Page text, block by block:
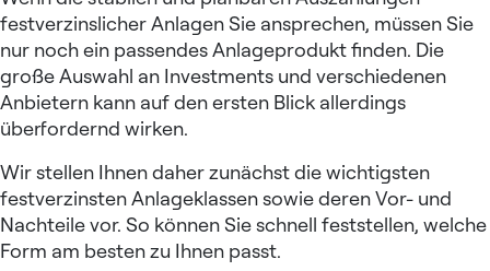
festverzinslicher Anlagen Sie ansprechen, müssen Sie
nur noch ein passendes Anlageprodukt finden. Die
große Auswahl an Investments und verschiedenen
Anbietern kann auf den ersten Blick allerdings
überfordernd wirken.
Wir stellen Ihnen daher zunächst die wichtigsten
festverzinsten Anlageklassen sowie deren Vor- und
Nachteile vor. So können Sie schnell feststellen, welche
Form am besten zu Ihnen passt.